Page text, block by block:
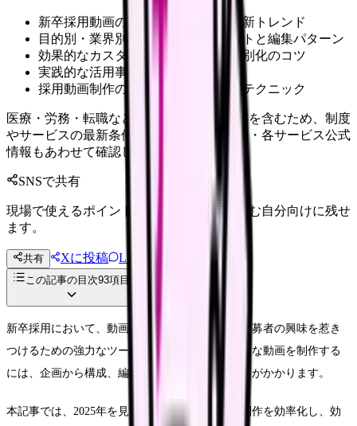
新卒採用動画の基本構成モデルと最新トレンド
目的別・業界別のシーンテンプレートと編集パターン
効果的なカスタマイズポイントと差別化のコツ
実践的な活用事例と導入ステップ
採用動画制作の効率化と品質向上のテクニック
医療・労務・転職など判断に影響する内容を含むため、制度
やサービスの最新条件は公的機関・勤務先・各サービス公式
情報もあわせて確認してください。
SNSで共有
現場で使えるポイントを、同僚やあとで読む自分向けに残せ
ます。
共有 Xに投稿 LINE
投稿文コピー
この記事の目次93項目
新卒採用において、動画は企業の魅力を伝え、応募者の興味を惹き
つけるための強力なツールです。しかし、効果的な動画を制作する
には、企画から構成、編集まで多くの時間と労力がかかります。
本記事では、2025年を見据え、新卒採用動画の制作を効率化し、効